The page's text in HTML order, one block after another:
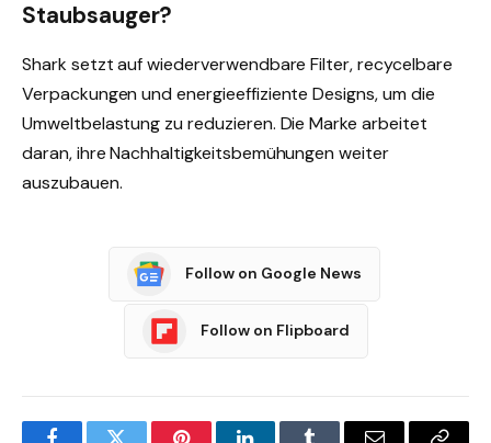
Staubsauger?
Shark setzt auf wiederverwendbare Filter, recycelbare
Verpackungen und energieeffiziente Designs, um die
Umweltbelastung zu reduzieren. Die Marke arbeitet
daran, ihre Nachhaltigkeitsbemühungen weiter
auszubauen.
Follow on Google News
Follow on Flipboard